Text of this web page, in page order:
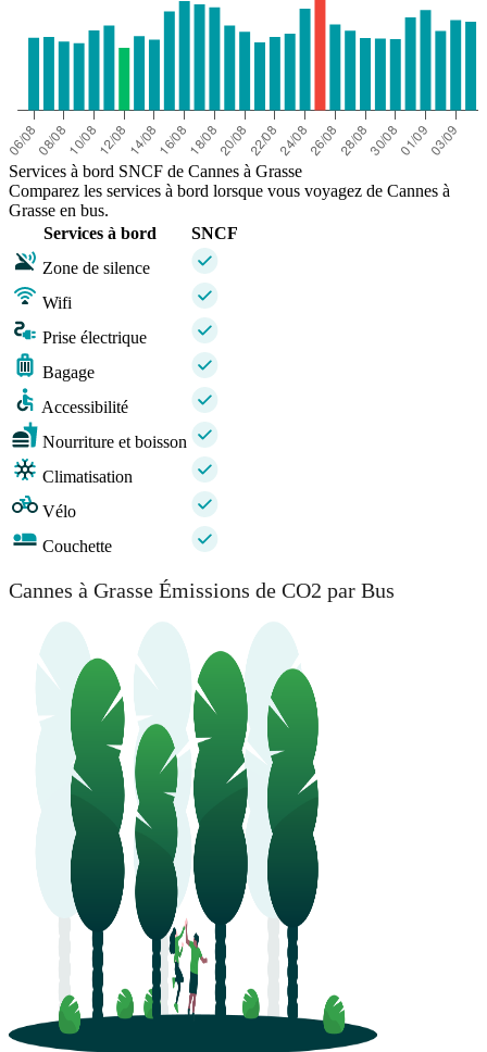
Services à bord SNCF de Cannes à Grasse
Comparez les services à bord lorsque vous voyagez de Cannes à
Grasse en bus.
Services à bord
SNCF
Zone de silence
Wifi
Prise électrique
Bagage
Accessibilité
Nourriture et boisson
Climatisation
Vélo
Couchette
Cannes à Grasse Émissions de CO2 par Bus